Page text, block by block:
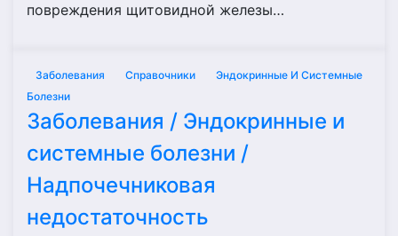
повреждения щитовидной железы…
Заболевания Справочники
Эндокринные И Системные
Болезни
Заболевания / Эндокринные и
системные болезни /
Надпочечниковая
недостаточность